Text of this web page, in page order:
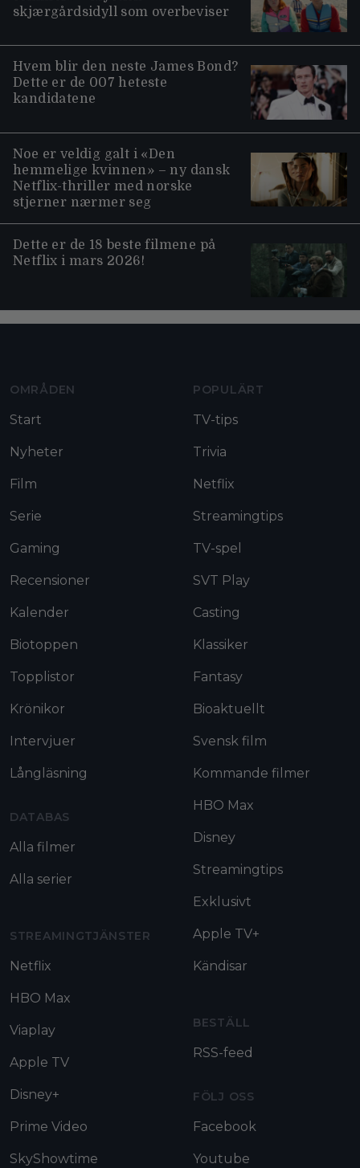
skjærgårdsidyll som overbeviser
Hvem blir den neste James Bond?
Dette er de 007 heteste
kandidatene
Noe er veldig galt i «Den
hemmelige kvinnen» – ny dansk
Netflix-thriller med norske
stjerner nærmer seg
Dette er de 18 beste filmene på
Netflix i mars 2026!
OMRÅDEN
Start
Nyheter
Film
Serie
Gaming
Recensioner
Kalender
Biotoppen
Topplistor
Krönikor
Intervjuer
Långläsning
DATABAS
Alla filmer
Alla serier
STREAMINGTJÄNSTER
Netflix
HBO Max
Viaplay
Apple TV
Disney+
Prime Video
SkyShowtime
POPULÄRT
TV-tips
Trivia
Netflix
Streamingtips
TV-spel
SVT Play
Casting
Klassiker
Fantasy
Bioaktuellt
Svensk film
Kommande filmer
HBO Max
Disney
Streamingtips
Exklusivt
Apple TV+
Kändisar
BESTÄLL
RSS-feed
FÖLJ OSS
Facebook
Youtube